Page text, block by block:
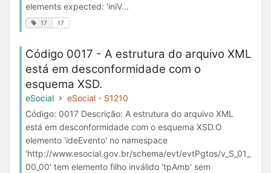
elements expected: 'iniV...
17 17
Código 0017 - A estrutura do arquivo XML
está em desconformidade com o
esquema XSD.
eSocial
eSocial - S1210
Código: 0017 Descrição: A estrutura do arquivo XML
está em desconformidade com o esquema XSD.O
elemento 'ideEvento' no namespace
'http://www.esocial.gov.br/schema/evt/evtPgtos/v_S_01_
00_00' tem elemento filho inválido 'tpAmb' sem